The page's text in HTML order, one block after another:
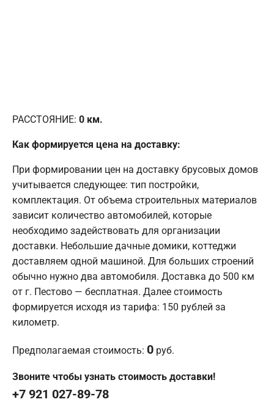
РАССТОЯНИЕ: 0 км.
Как формируется цена на доставку:
При формировании цен на доставку брусовых домов
учитывается следующее: тип постройки,
комплектация. От объема строительных материалов
зависит количество автомобилей, которые
необходимо задействовать для организации
доставки. Небольшие дачные домики, коттеджи
доставляем одной машиной. Для больших строений
обычно нужно два автомобиля. Доставка до 500 км
от г. Пестово — бесплатная. Далее стоимость
формируется исходя из тарифа: 150 рублей за
километр.
Предполагаемая стоимость: 0 руб.
Звоните чтобы узнать стоимость доставки!
+7 921 027-89-78